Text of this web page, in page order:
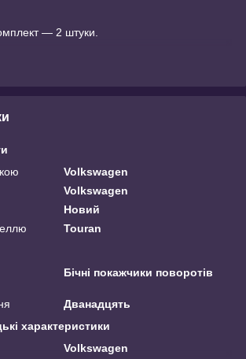
— 2 штуки.
Volkswagen
Volkswagen
Новий
Touran
Бічні покажчики поворотів
Дванадцять
характеристики
Volkswagen